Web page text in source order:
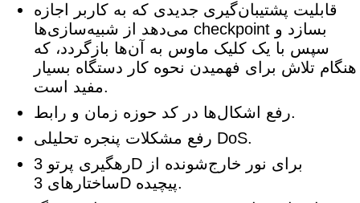
قابلیت پشتیبان‌گیری جدیدی که به کاربر اجازه
می‌دهد از شبیه‌سازی‌ها checkpoint بسازد و
سپس با یک کلیک ماوس به آن‌ها بازگردد، که
هنگام تلاش برای فهمیدن نحوه کار دستگاه بسیار
مفید است.
رفع اشکال‌ها در کد حوزه زمان و رابط.
رفع مشکلات پنجره تحلیلی DoS.
رهگیری پرتو 3D برای نور خارج‌شونده از
ساختارهای 3D پیچیده.